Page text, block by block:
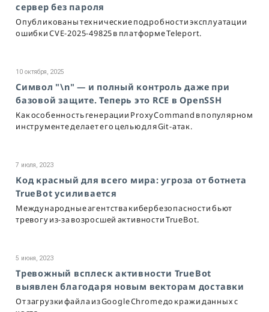
сервер без пароля
Опубликованы технические подробности эксплуатации
ошибки CVE-2025-49825 в платформе Teleport.
10 октября, 2025
Символ "\n" — и полный контроль даже при
базовой защите. Теперь это RCE в OpenSSH
Как особенность генерации ProxyCommand в популярном
инструменте делает его целью для Git-атак.
7 июля, 2023
Код красный для всего мира: угроза от ботнета
TrueBot усиливается
Международные агентства кибербезопасности бьют
тревогу из-за возросшей активности TrueBot.
5 июня, 2023
Тревожный всплеск активности TrueBot
выявлен благодаря новым векторам доставки
От загрузки файла из Google Chrome до кражи данных с